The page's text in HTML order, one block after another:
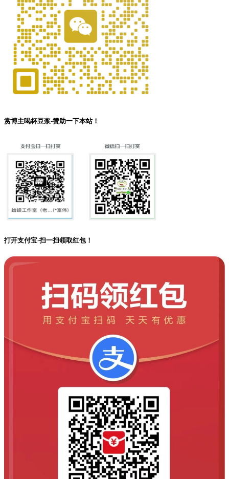
赏博主喝杯豆浆-赞助一下本站！
打开支付宝-扫一扫领取红包！